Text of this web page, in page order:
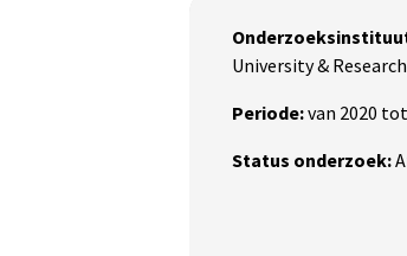
University & Research
Periode:van 2020
Status onderzoek: